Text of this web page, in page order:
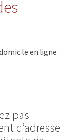
en ligne
pas
d’adresse